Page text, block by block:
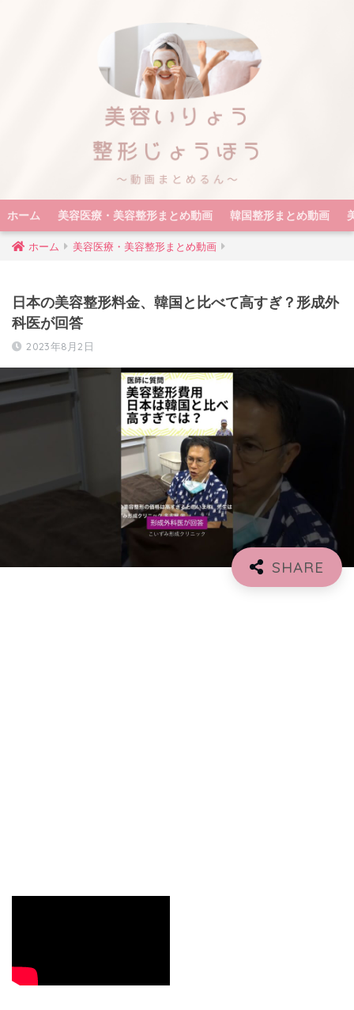
ホーム 美容医療・美容整形まとめ動画 韓国整形まとめ動画
ホーム 美容医療・美容整形まとめ動画
日本の美容整形料金、韓国と比べて高すぎ？形成外
科医が回答
2023年8月2日